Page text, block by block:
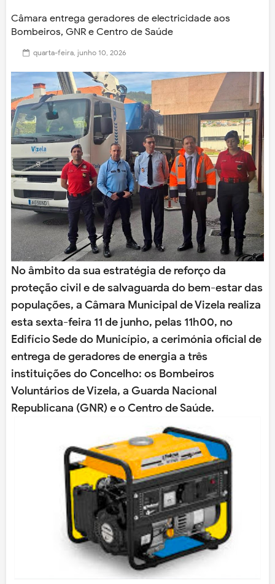
Câmara entrega geradores de electricidade aos
Bombeiros, GNR e Centro de Saúde
quarta-feira, junho 10, 2026
No âmbito da sua estratégia de reforço da
proteção civil e de salvaguarda do bem-estar das
populações, a Câmara Municipal de Vizela realiza
esta sexta-feira 11 de junho, pelas 11h00, no
Edifício Sede do Município, a cerimónia oficial de
entrega de geradores de energia a três
instituições do Concelho: os Bombeiros
Voluntários de Vizela, a Guarda Nacional
Republicana (GNR) e o Centro de Saúde.